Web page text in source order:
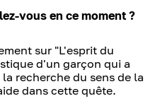
vous en ce moment ?
sur "L'esprit du
d'un garçon qui a
recherche du sens de la
dans cette quête.